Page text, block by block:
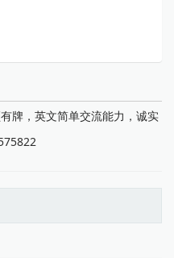
牌，英文简单交流能力，诚实